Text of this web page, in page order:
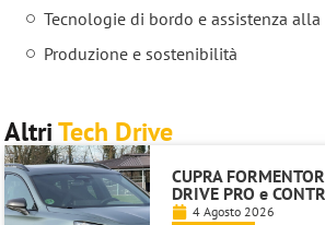
Tecnologie di bordo e assistenza
Produzione e sostenibilità
AltriTech Drive
CUPRA
DRIVE PRO e
4 Agosto 2026